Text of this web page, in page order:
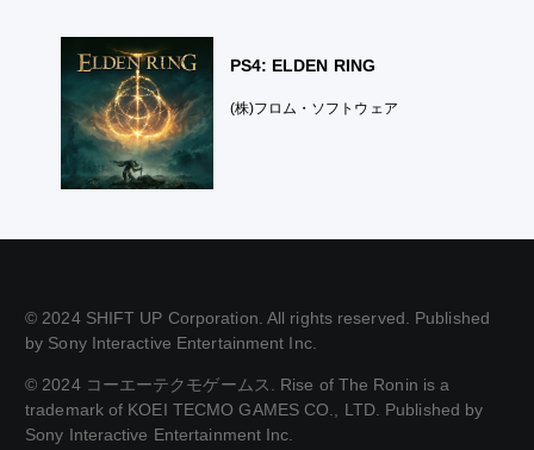
PS4: ELDEN RING
(株)フロム・ソフトウェア
© 2024 SHIFT UP Corporation. All rights reserved. Published
by Sony Interactive Entertainment Inc.
© 2024 コーエーテクモゲームス. Rise of The Ronin is a
trademark of KOEI TECMO GAMES CO., LTD. Published by
Sony Interactive Entertainment Inc.